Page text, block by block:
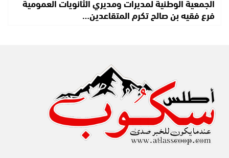
فرع فقيه بن صالح تكرم المتقاعدين…